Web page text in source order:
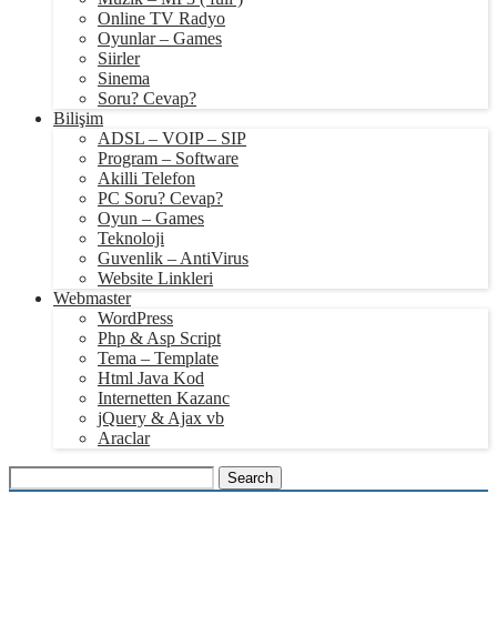
Online TV Radyo
Oyunlar – Games
Siirler
Sinema
Soru? Cevap?
Bilişim
ADSL – VOIP – SIP
Program – Software
Akilli Telefon
PC Soru? Cevap?
Oyun – Games
Teknoloji
Guvenlik – AntiVirus
Website Linkleri
Webmaster
WordPress
Php & Asp Script
Tema – Template
Html Java Kod
Internetten Kazanc
jQuery & Ajax vb
Araclar